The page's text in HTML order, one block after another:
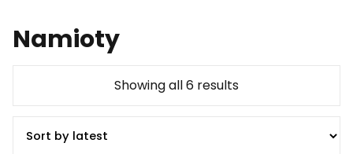
Namioty
Showing all 6 results